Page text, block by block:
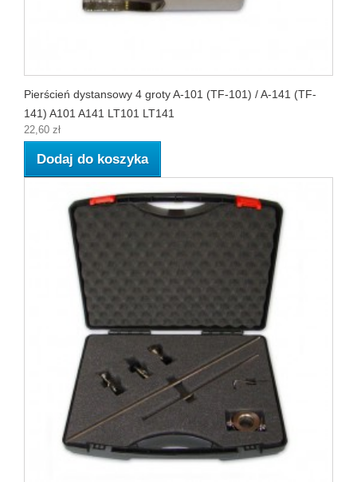
Pierścień dystansowy 4 groty A-101 (TF-101) / A-141 (TF-
141) A101 A141 LT101 LT141
22,60 zł
Dodaj do koszyka